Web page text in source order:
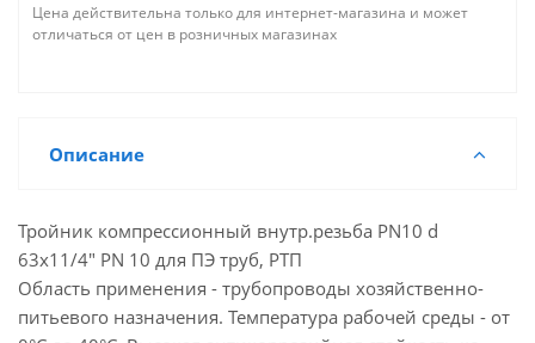
Цена действительна только для интернет-магазина и может
отличаться от цен в розничных магазинах
Описание
Тройник компрессионный внутр.резьба PN10 d
63х11/4" PN 10 для ПЭ труб, РТП
Область применения - трубопроводы хозяйственно-
питьевого назначения. Температура рабочей среды - от